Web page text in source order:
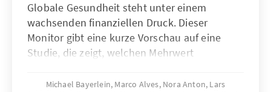
Globale Gesundheit steht unter einem
wachsenden finanziellen Druck. Dieser
Monitor gibt eine kurze Vorschau auf eine
Studie, die zeigt, welchen Mehrwert
weit über rein humanitäre Effekte hinaus. Sie
Michael Bayerlein, Marco Alves, Nora Anton, Lars